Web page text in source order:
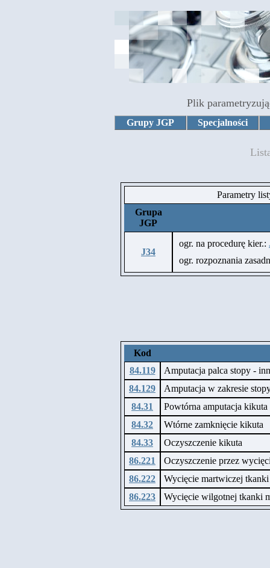
Plik
Grupy JGP Specjalności
Parametry
Grupa
JGP
J34
ogr. na procedurę kier.:
ogr. rozpoznania
Kod
84.119
Amputacja palca stopy -
84.129
Amputacja w zakresie
84.31
Powtórna amputacja kikuta
84.32
Wtórne zamknięcie kikuta
84.33
Oczyszczenie kikuta
86.221
Oczyszczenie przez
86.222
Wycięcie martwiczej tkanki
86.223
Wycięcie wilgotnej tkanki